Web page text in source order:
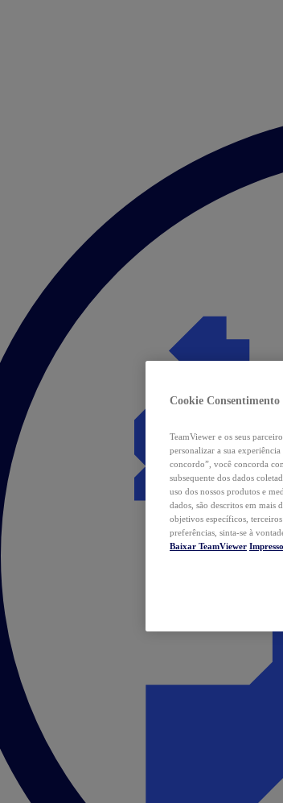
Cookie Consentimento
TeamViewer e os seus
personalizar a sua
concordo”, você concorda
subsequente dos dados
uso dos nossos produtos e
dados, são descritos em mais
objetivos específicos,
preferências, sinta-se à
Baixar TeamViewer Impresso